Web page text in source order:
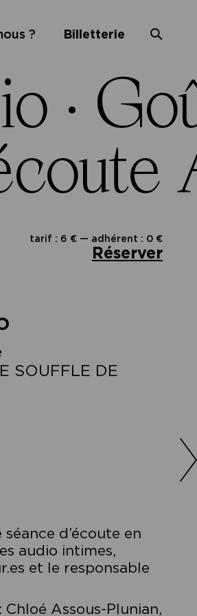
? Billetterie
·
tarif : 6 € — adhérent : 0 €
Réserver
SOUFFLE DE
d’écoute en
audio intimes,
et le responsable
Assous-Plunian,